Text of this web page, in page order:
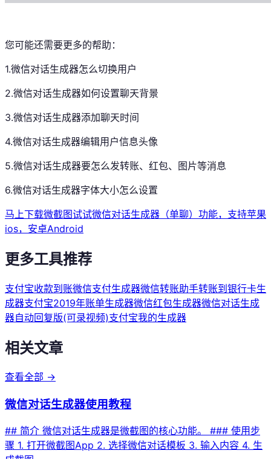
您可能还需要更多的帮助：
1.微信对话生成器怎么切换用户
2.微信对话生成器如何设置聊天背景
3.微信对话生成器添加聊天时间
4.微信对话生成器编辑用户信息头像
5.微信对话生成器要怎么发转账、红包、图片等消息
6.微信对话生成器字体大小怎么设置
马上下载微截图试试微信对话生成器（单聊）功能，支持苹果
ios，安卓Android
更多工具推荐
支付宝收款到账微信支付生成器微信转账助手转账到银行卡生
成器支付宝2019年账单生成器微信红包生成器微信对话生成
器自动回复版(可录视频)支付宝我的生成器
相关文章
查看全部 →
微信对话生成器使用教程
## 简介 微信对话生成器是微截图的核心功能。 ### 使用步
骤 1. 打开微截图App 2. 选择微信对话模板 3. 输入内容 4. 生